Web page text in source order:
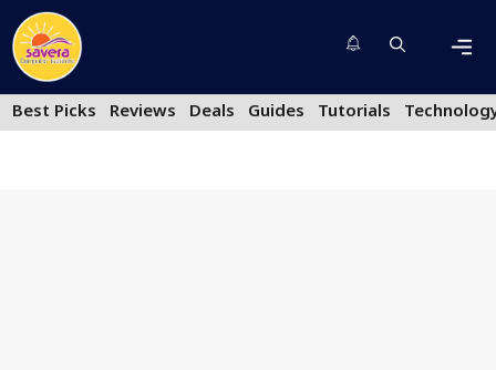
Skip
to
content
Best Picks
Reviews Deals Guides Tutorials